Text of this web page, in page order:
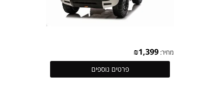
מחיר: ₪1,399
פרטים נוספים